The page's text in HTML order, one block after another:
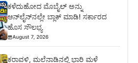
ಕಳೆದುಹೋದ ಮೊಬೈಲ್ ಅನ್ನು
ಆನ್‌ಲೈನ್‌ನಲ್ಲೇ ಬ್ಲಾಕ್ ಮಾಡಿ! ಸರ್ಕಾರದ
ಹೊಸ ಸೌಲಭ್ಯ
August 7, 2026
ಕರಾವಳಿ, ಮಲೆನಾಡಿನಲ್ಲಿ ಭಾರಿ ಮಳೆ